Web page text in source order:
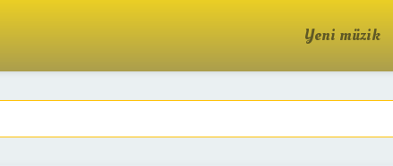
Yeni müzik